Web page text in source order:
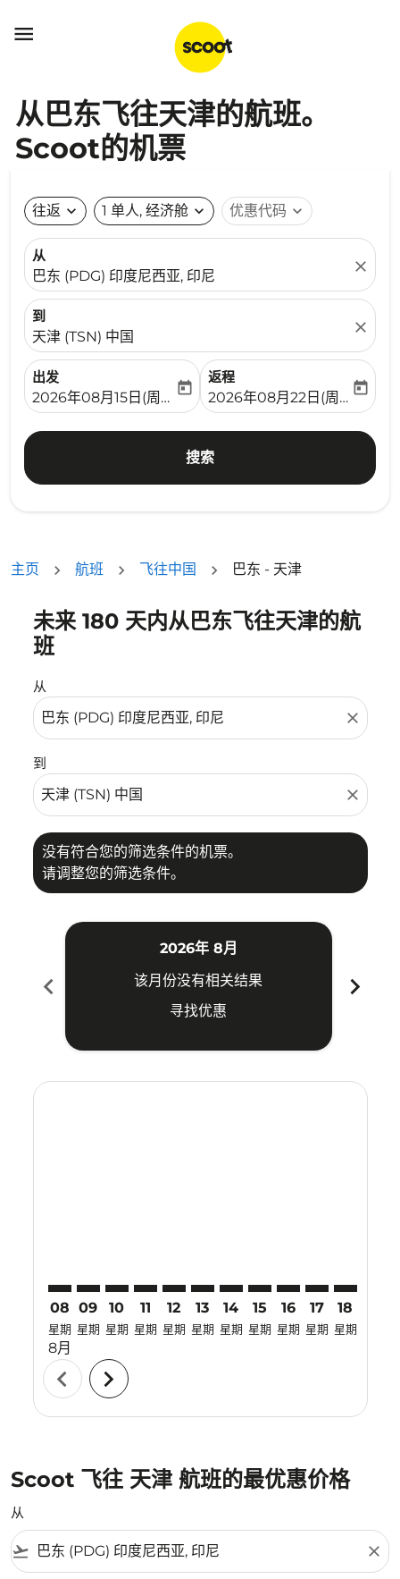

从巴东飞往天津的航班。
Scoot的机票
往返 expand_more 1 单人, 经济舱 expand_more 优惠代码 expand_more
从
巴东 (PDG) 印度尼西亚, 印尼
close
到
天津 (TSN) 中国
close
出发
fc-booking-departure-date-aria-label
2026年08月15日(周六)
today
返程
fc-booking-return-date-
2026年08月22日(周六)
today
搜索
主页 航班 飞往中国 巴东 - 天津
未来 180 天内从巴东飞往天津的航
班
从
close
到
close
没有符合您的筛选条件的机票。
请调整您的筛选条件。
没有符合您的筛选条件的机票。请调整您的筛选条件。
chevron_left
2026年 8月
该月份没有相关结果
寻找优惠
chevron_right
08
星期
8月
09
星期
10
星期
11
星期
12
星期
13
星期
14
星期
15
星期
16
星期
17
星期
18
星期
chevron_left chevron_right
Scoot 飞往 天津 航班的最优惠价格
从
flight_takeoff close